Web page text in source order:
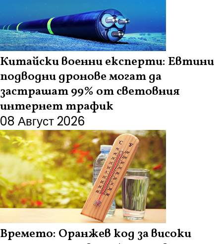
Китайски военни експерти: Евтини
подводни дронове могат да
застрашат 99% от световния
интернет трафик
08 Август 2026
Времето: Оранжев код за високи